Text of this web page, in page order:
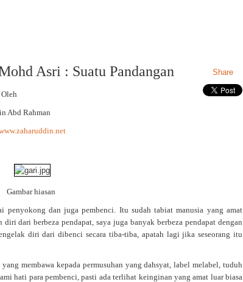
Share
Asri : Suatu Pandangan
Oleh
Abd Rahman
Gambar hiasan
dan juga pembenci. Itu sudah tabiat manusia yang amat
dari berbeza pendapat, saya juga banyak berbeza pendapat dengan
diri dari dibenci secara tiba-tiba, apatah lagi jika seseorang itu
membawa kepada permusuhan yang dahsyat, label melabel, tuduh
hati para pembenci, pasti ada terlihat keinginan yang amat luar biasa